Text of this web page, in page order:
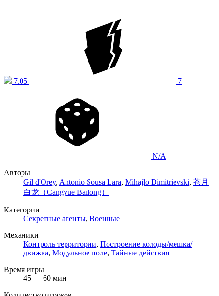
7.05 7
N/A
Авторы
Gil d'Orey, Antonio Sousa Lara, Mihajlo Dimitrievski, 苍月
白龙（Cangyue Bailong）
Категории
Секретные агенты, Военные
Механики
Контроль территории, Построение колоды/мешка/
движка, Модульное поле, Тайные действия
Время игры
45 — 60 мин